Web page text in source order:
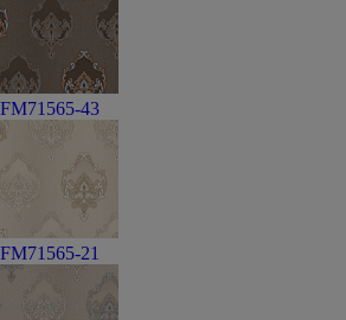
FM71565-43
FM71565-21